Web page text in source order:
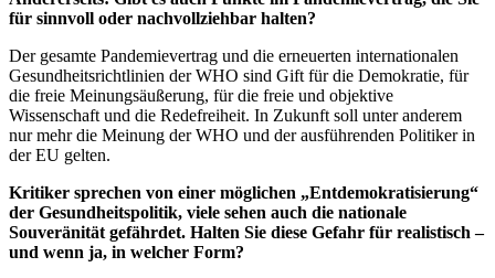
für sinnvoll oder nachvollziehbar halten?
Der gesamte Pandemievertrag und die erneuerten internationalen
Gesundheitsrichtlinien der WHO sind Gift für die Demokratie, für
die freie Meinungsäußerung, für die freie und objektive
Wissenschaft und die Redefreiheit. In Zukunft soll unter anderem
nur mehr die Meinung der WHO und der ausführenden Politiker in
der EU gelten.
Kritiker sprechen von einer möglichen „Entdemokratisierung“
der Gesundheitspolitik, viele sehen auch die nationale
Souveränität gefährdet. Halten Sie diese Gefahr für realistisch –
und wenn ja, in welcher Form?